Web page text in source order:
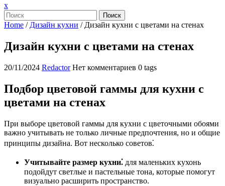
xЗакрыть
меню
Поиск
Home / Дизайн кухни / Дизайн кухни с цветами на стенах
Дизайн кухни с цветами на стенах
20/11/2024 Redactor Нет комментариев 0 tags
Подбор цветовой гаммы для кухни с
цветами на стенах
При выборе цветовой гаммы для кухни с цветочными обоями
важно учитывать не только личные предпочтения, но и общие
принципы дизайна. Вот несколько советов⁚
Учитывайте размер кухни⁚ для маленьких кухонь
подойдут светлые и пастельные тона, которые помогут
визуально расширить пространство.